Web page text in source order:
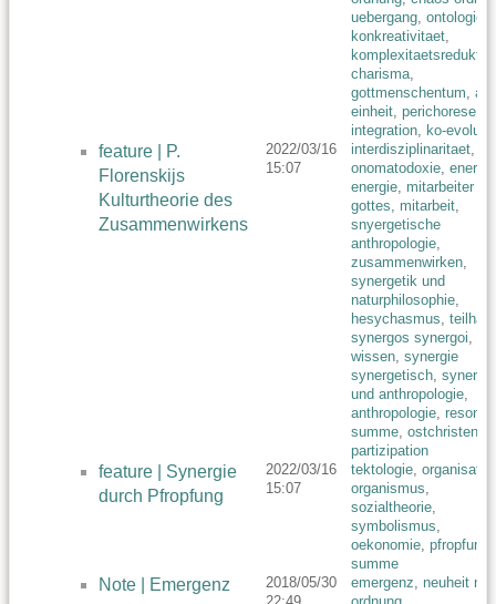
uebergang, ontologie
konkreativitaet,
charisma,
gottmenschentum, all-
einheit, perichorese
integration, ko-
feature | P.
Florenskijs
Kulturtheorie des
Zusammenwirkens
2022/03/16
15:07
interdisziplinaritaet,
onomatodoxie,
energie, mitarbeiter
gottes, mitarbeit,
snyergetische
anthropologie,
zusammenwirken,
synergetik und
naturphilosophie,
hesychasmus,
synergos synergoi,
wissen, synergie
synergetisch,
und anthropologie,
anthropologie,
summe,
partizipation
feature | Synergie
durch Pfropfung
2022/03/16
15:07
tektologie,
organismus,
sozialtheorie,
symbolismus,
oekonomie, pfropfung
summe
Note | Emergenz
2018/05/30
emergenz, neuheit